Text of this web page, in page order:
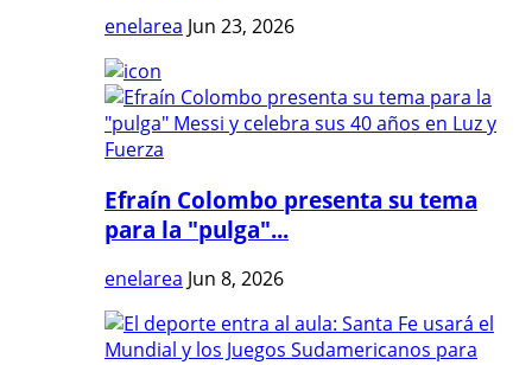
enelarea Jun 23, 2026
Efraín Colombo presenta su tema
para la "pulga"...
enelarea Jun 8, 2026